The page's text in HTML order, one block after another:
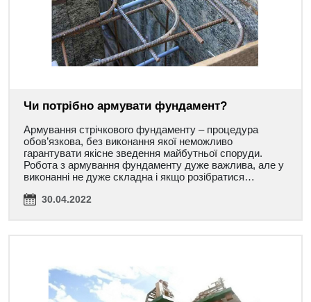
Чи потрібно армувати фундамент?
Армування стрічкового фундаменту – процедура
обов’язкова, без виконання якої неможливо
гарантувати якісне зведення майбутньої споруди.
Робота з армування фундаменту дуже важлива, але у
виконанні не дуже складна і якщо розібратися…
30.04.2022